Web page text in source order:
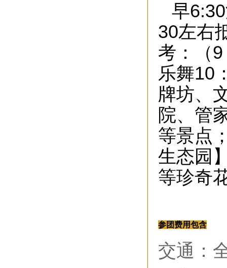
早
30左右
考：（
乐舞10
牌坊、
院、管
等景点
生态园
等珍奇
参团费用包含
交通：